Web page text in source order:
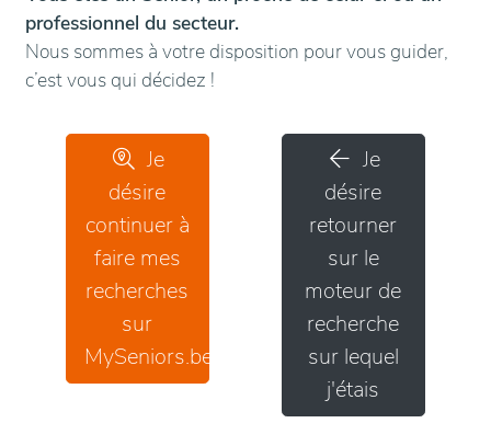
professionnel du secteur.
Nous sommes à votre disposition pour vous guider,
c’est vous qui décidez !
Je
désire
continuer à
faire mes
recherches
sur
MySeniors.be
Je
désire
retourner
sur le
moteur de
recherche
sur lequel
j'étais